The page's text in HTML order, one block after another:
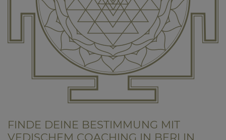
FINDE DEINE BESTIMMUNG MIT
VEDISCHEM COACHING IN BERLIN